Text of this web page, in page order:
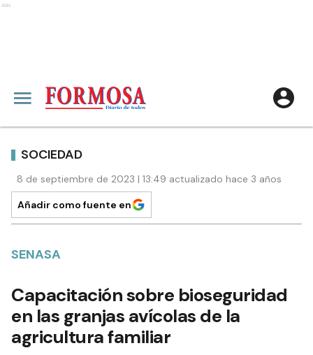
Ads
SOCIEDAD
8 de septiembre de 2023 | 13:49 actualizado hace 3 años
Añadir como fuente en
SENASA
Capacitación sobre bioseguridad
en las granjas avícolas de la
agricultura familiar